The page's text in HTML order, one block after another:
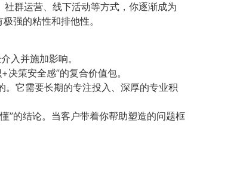
群运营、线下活动等方式，你逐渐成为
强的粘性和排他性。
入并施加影响。
决策安全感”的复合价值包。
。它需要长期的专注投入、深厚的专业积
”的结论。当客户带着你帮助塑造的问题框